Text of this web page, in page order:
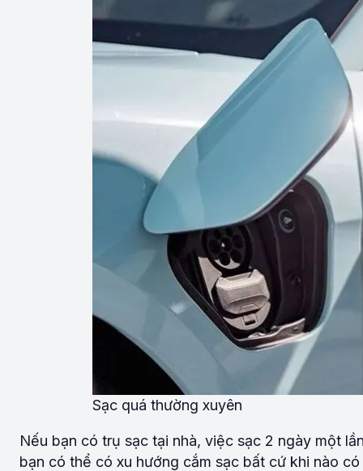
Sạc quá thường xuyên
Nếu bạn có trụ sạc tại nhà, việc sạc 2 ngày một
bạn có thể có xu hướng cắm sạc bất cứ khi nào